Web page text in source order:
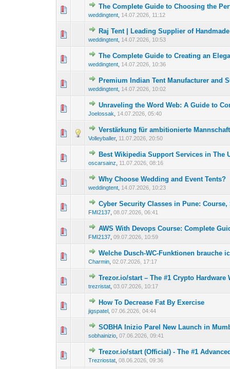
The Complete Guide to Choosing the
weddingtent 14.07.2026, 11:12
0 Bewertung(en) - 0 12
Raj Tent | Leading Supplier of
weddingtent 14.07.2026, 10:53
0 Bewertung(en) - 0 von
12
The Complete Guide to Creating an
weddingtent 14.07.2026, 10:36
0 Bewertung(en) - 0 12
Premium Indian Tent Manufacturer and
weddingtent 14.07.2026, 10:02
0 Bewertung(en) - 0 12
Unraveling the Word Web: A Guide to
Joelossak 14.07.2026, 05:40
0 Bewertung(en) - 0 12
Verstärkung für ambitionierte
Volleyballer, 11.07.2026, 20:50
0 Bewertung(en) - 0 von
12
Best Wikipedia Support Services in The
oscarsainz 11.07.2026, 08:16
0 Bewertung(en) - 0 von
1 2
Why Choose Wedding and Event Tents?
weddingtent 14.07.2026, 10:23
0 Bewertung(en) - 0 von
1
Cyber Security Classes in Pune:
FMI2137 ,08.07.2026, 06:41
0 Bewertung(en) - 0 12
AWS With Devops Course: Complete
FMI2137 ,09.07.2026, 10:59
0 Bewertung(en) - 0 12
Welche Dusch-WC-Funktionen brauche
Charmin ,02.07.2026, 17:17
0 Bewertung(en) - 0 von
12
Trezor.io/start – The #1 Crypto Hardware
trezristat ,03.07.2026, 10:17
0 Bewertung(en) - 0 von
1 2
How To Decrease Fat By Exercise
jigspatel ,07.06.2026, 04:44
0 Bewertung(en) - 0
SOBHA Inizio Parel New Launch in
sobhainizio ,07.06.2026, 09:41
0 Bewertung(en) - 0 von
12
Trezor.io/start (Official) - The #1
Trezriostat ,08.06.2026, 09:36
0 Bewertung(en) - 0 12